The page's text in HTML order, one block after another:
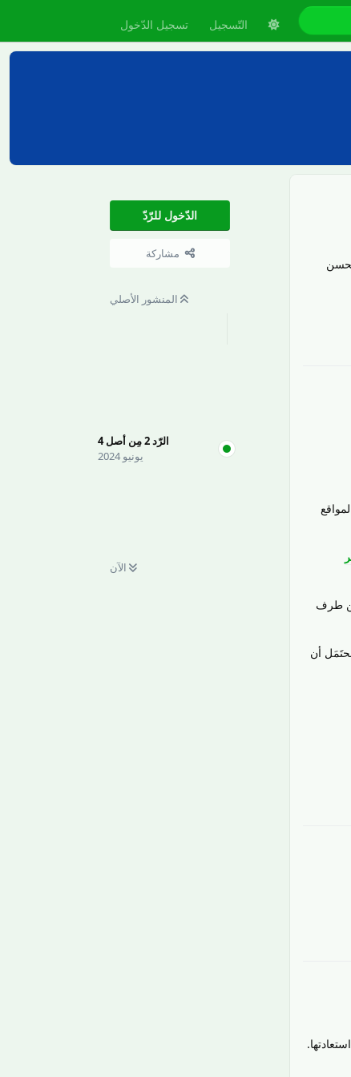
التّسجيل تسجيل الدّخول
الدّخول للرّدّ
مشاركة
المنشور الأصلي
الرّد2مِن أصل4
يونيو 2024
الآن
من طرف
أن